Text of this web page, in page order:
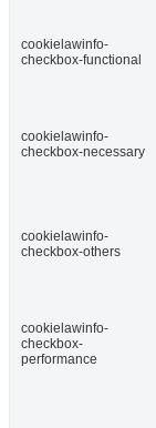
cookielawinfo-
checkbox-functional
cookielawinfo-
checkbox-necessary
cookielawinfo-
checkbox-others
cookielawinfo-
checkbox-
performance